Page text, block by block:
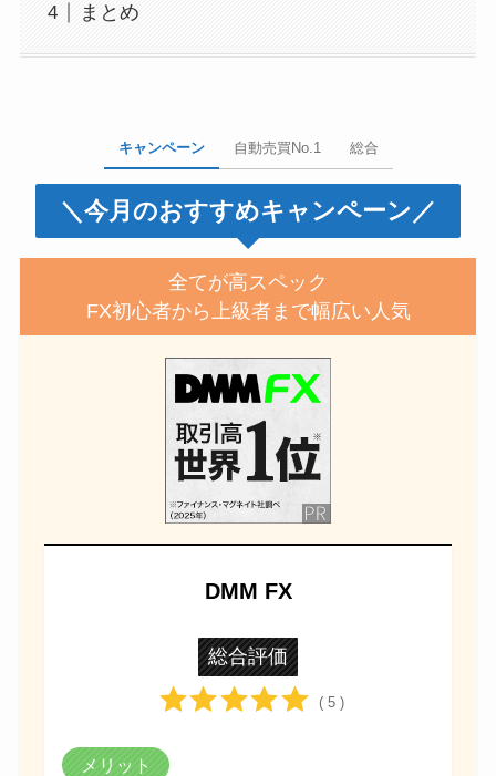
まとめ
キャンペーン 自動売買No.1 総合
＼今月のおすすめキャンペーン／
全てが高スペック
FX初心者から上級者まで幅広い人気
DMM FX
総合評価
( 5 )
メリット